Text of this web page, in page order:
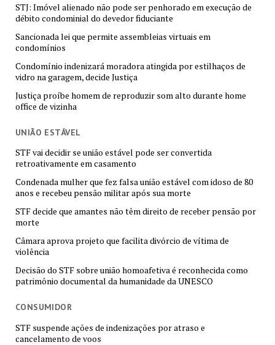
STJ: Imóvel alienado não pode ser penhorado em execução de
débito condominial do devedor fiduciante
Sancionada lei que permite assembleias virtuais em
condomínios
Condomínio indenizará moradora atingida por estilhaços de
vidro na garagem, decide Justiça
Justiça proíbe homem de reproduzir som alto durante home
office de vizinha
UNIÃO ESTÁVEL
STF vai decidir se união estável pode ser convertida
retroativamente em casamento
Condenada mulher que fez falsa união estável com idoso de 80
anos e recebeu pensão militar após sua morte
STF decide que amantes não têm direito de receber pensão por
morte
Câmara aprova projeto que facilita divórcio de vítima de
violência
Decisão do STF sobre união homoafetiva é reconhecida como
patrimônio documental da humanidade da UNESCO
CONSUMIDOR
STF suspende ações de indenizações por atraso e
cancelamento de voos